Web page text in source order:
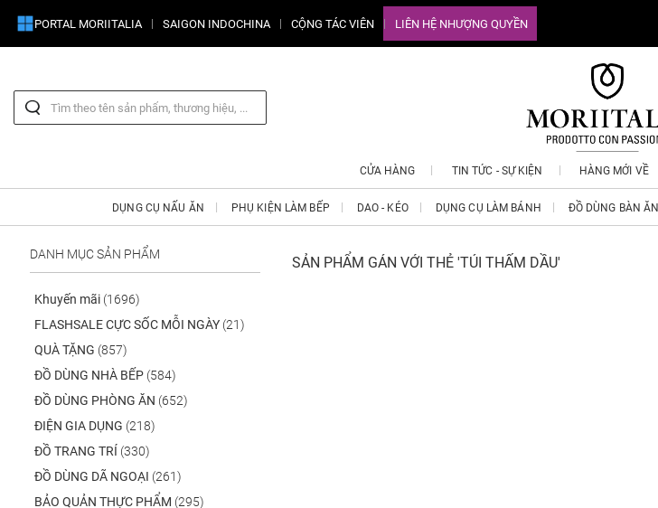
PORTAL MORIITALIA SAIGON INDOCHINA CỘNG TÁC VIÊN LIÊN HỆ NHƯỢNG QUYỀN
CỬA HÀNG TIN TỨC - SỰ KIỆN HÀNG MỚI VỀ
DỤNG CỤ NẤU ĂN PHỤ KIỆN LÀM BẾP DAO - KÉO DỤNG CỤ LÀM BÁNH ĐỒ DÙNG BÀN ĂN
DANH MỤC SẢN PHẨM
Khuyến mãi (1696)
FLASHSALE CỰC SỐC MỖI NGÀY (21)
QUÀ TẶNG (857)
ĐỒ DÙNG NHÀ BẾP (584)
ĐỒ DÙNG PHÒNG ĂN (652)
ĐIỆN GIA DỤNG (218)
ĐỒ TRANG TRÍ (330)
ĐỒ DÙNG DÃ NGOẠI (261)
BẢO QUẢN THỰC PHẨM (295)
SẢN PHẨM GÁN VỚI THẺ 'TÚI THẤM DẦU'